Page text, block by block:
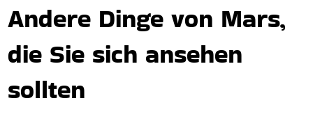
Andere Dinge von Mars,
die Sie sich ansehen
sollten